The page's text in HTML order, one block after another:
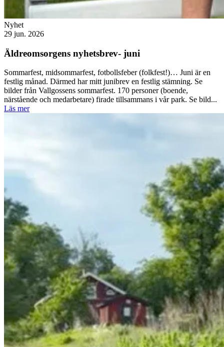
Nyhet
29 jun. 2026
Äldreomsorgens nyhetsbrev- juni
Sommarfest, midsommarfest, fotbollsfeber (folkfest!)… Juni är en
festlig månad. Därmed har mitt junibrev en festlig stämning. Se
bilder från Vallgossens sommarfest. 170 personer (boende,
närstående och medarbetare) firade tillsammans i vår park. Se bild...
Läs mer